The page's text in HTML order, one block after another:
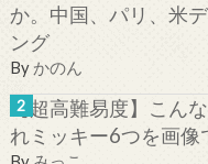
か。中国、パリ、米
ング
By かのん
【超高難易度】こん
れミッキー6つを画像